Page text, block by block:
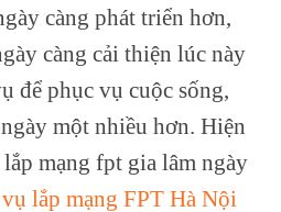
càng phát triển hơn,
càng cải thiện lúc này
để phục vụ cuộc sống,
một nhiều hơn. Hiện
mạng fpt gia lâm ngày
lắp mạng FPT Hà Nội